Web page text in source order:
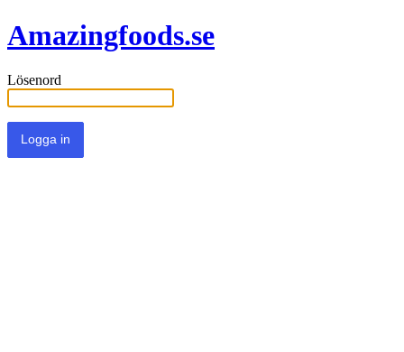
Amazingfoods.se
Lösenord